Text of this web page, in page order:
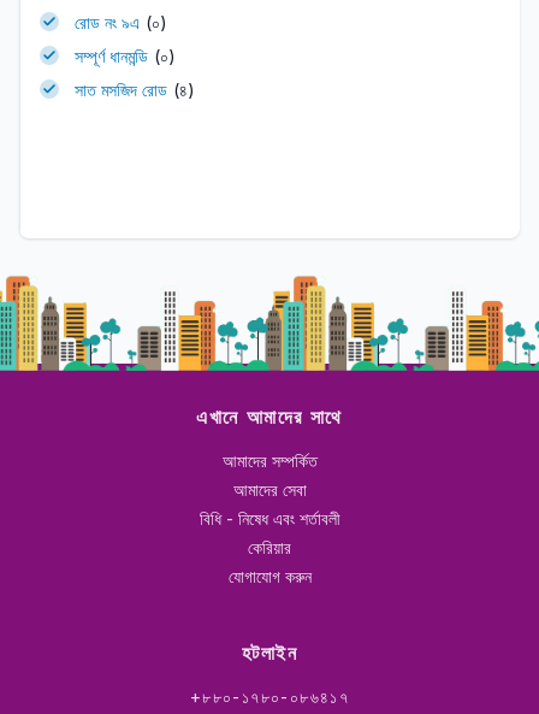
রোড নং ৯এ (০)
সম্পূর্ণ ধানমন্ডি (০)
সাত মসজিদ রোড (৪)
এখানে আমাদের সাথে
আমাদের সম্পর্কিত
আমাদের সেবা
বিধি - নিষেধ এবং শর্তাবলী
কেরিয়ার
যোগাযোগ করুন
হটলাইন
+৮৮০-১৭৮০-০৮৬৪১৭